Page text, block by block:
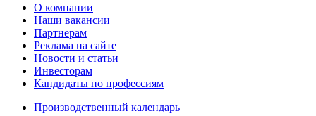
О компании
Наши вакансии
Партнерам
Реклама на сайте
Новости и статьи
Инвесторам
Кандидаты по профессиям
Производственный календарь